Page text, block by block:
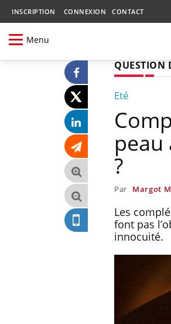
INSCRIPTION CONNEXION CONTACT
Menu
QUESTION
Eté
peau
?
Par Margot
Les
font pas
innocuité.